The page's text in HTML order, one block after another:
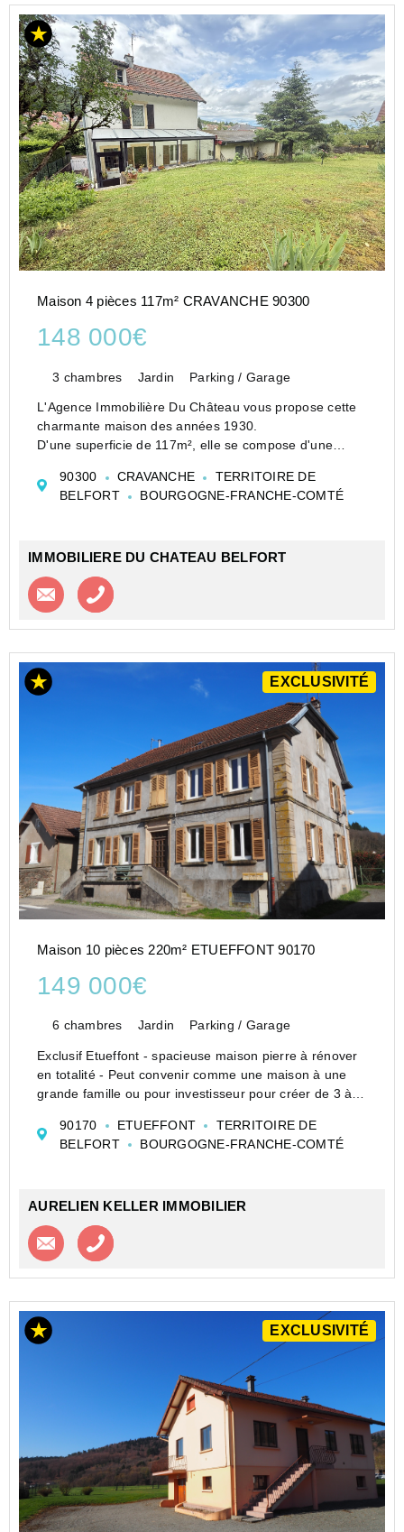
Maison 4 pièces 117m² CRAVANCHE 90300
148 000€
3 chambres Jardin Parking / Garage
L'Agence Immobilière Du Château vous propose cette
charmante maison des années 1930.
D'une superficie de 117m², elle se compose d'une
véranda et sur le jardin, d'une pièce à vivre ...
90300 CRAVANCHE
TERRITOIRE DE
BELFORT
BOURGOGNE-FRANCHE-COMTÉ
IMMOBILIERE DU CHATEAU BELFORT
Contacter l'agence
EXCLUSIVITÉ
Maison 10 pièces 220m² ETUEFFONT 90170
149 000€
6 chambres Jardin Parking / Garage
Exclusif Etueffont - spacieuse maison pierre à rénover
en totalité - Peut convenir comme une maison à une
grande famille ou pour investisseur pour créer de 3 à 5
travaux.
90170 ETUEFFONT
TERRITOIRE DE
BELFORT
BOURGOGNE-FRANCHE-COMTÉ
AURELIEN KELLER IMMOBILIER
Contacter l'agence
EXCLUSIVITÉ